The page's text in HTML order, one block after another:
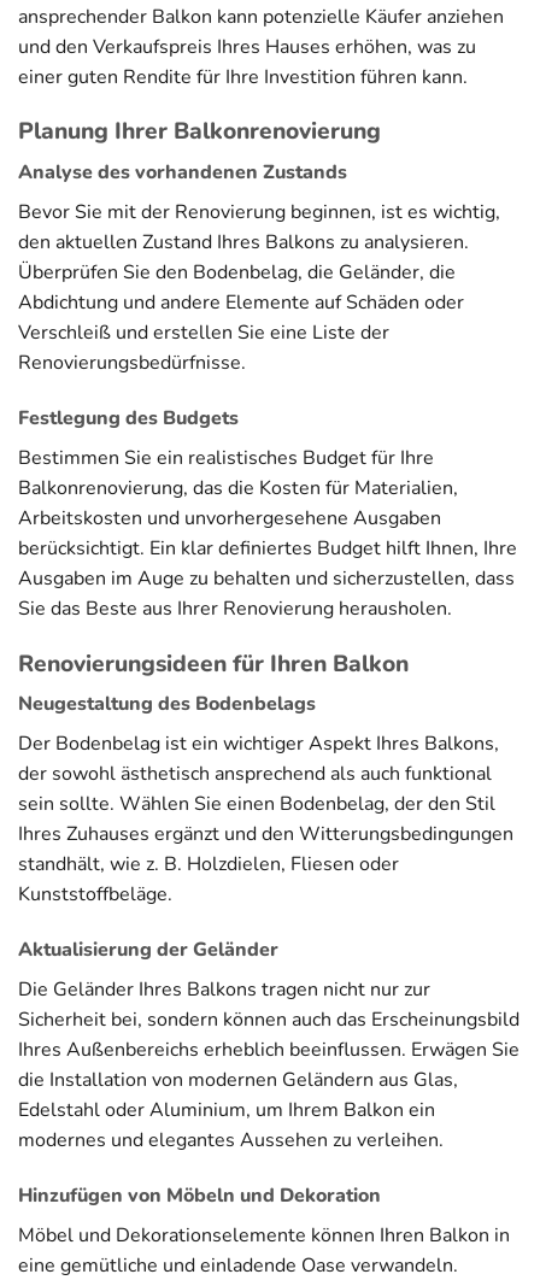
ansprechender Balkon kann potenzielle Käufer anziehen
und den Verkaufspreis Ihres Hauses erhöhen, was zu
einer guten Rendite für Ihre Investition führen kann.
Planung Ihrer Balkonrenovierung
Analyse des vorhandenen Zustands
Bevor Sie mit der Renovierung beginnen, ist es wichtig,
den aktuellen Zustand Ihres Balkons zu analysieren.
Überprüfen Sie den Bodenbelag, die Geländer, die
Abdichtung und andere Elemente auf Schäden oder
Verschleiß und erstellen Sie eine Liste der
Renovierungsbedürfnisse.
Festlegung des Budgets
Bestimmen Sie ein realistisches Budget für Ihre
Balkonrenovierung, das die Kosten für Materialien,
Arbeitskosten und unvorhergesehene Ausgaben
berücksichtigt. Ein klar definiertes Budget hilft Ihnen, Ihre
Ausgaben im Auge zu behalten und sicherzustellen, dass
Sie das Beste aus Ihrer Renovierung herausholen.
Renovierungsideen für Ihren Balkon
Neugestaltung des Bodenbelags
Der Bodenbelag ist ein wichtiger Aspekt Ihres Balkons,
der sowohl ästhetisch ansprechend als auch funktional
sein sollte. Wählen Sie einen Bodenbelag, der den Stil
Ihres Zuhauses ergänzt und den Witterungsbedingungen
standhält, wie z. B. Holzdielen, Fliesen oder
Kunststoffbeläge.
Aktualisierung der Geländer
Die Geländer Ihres Balkons tragen nicht nur zur
Sicherheit bei, sondern können auch das Erscheinungsbild
Ihres Außenbereichs erheblich beeinflussen. Erwägen Sie
die Installation von modernen Geländern aus Glas,
Edelstahl oder Aluminium, um Ihrem Balkon ein
modernes und elegantes Aussehen zu verleihen.
Hinzufügen von Möbeln und Dekoration
Möbel und Dekorationselemente können Ihren Balkon in
eine gemütliche und einladende Oase verwandeln.